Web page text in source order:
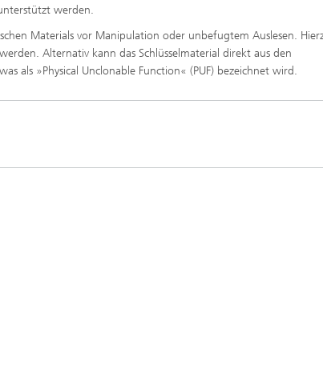
werden.
Materials vor Manipulation oder unbefugtem Auslesen.
Alternativ kann das Schlüsselmaterial direkt aus den
als »Physical Unclonable Function« (PUF) bezeichnet wird.